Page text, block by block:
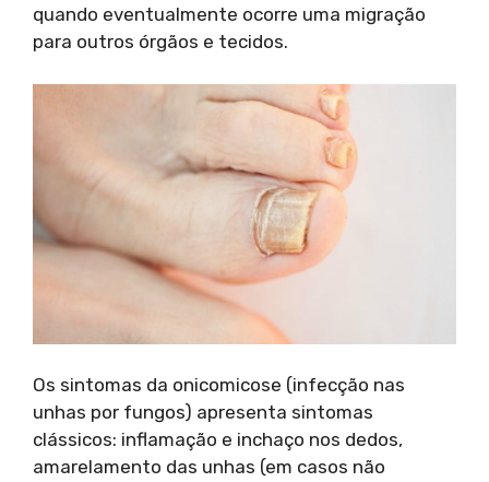
quando eventualmente ocorre uma migração
para outros órgãos e tecidos.
Os sintomas da onicomicose (infecção nas
unhas por fungos) apresenta sintomas
clássicos: inflamação e inchaço nos dedos,
amarelamento das unhas (em casos não